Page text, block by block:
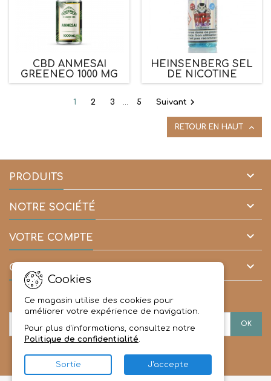
CBD ANMESAI
GREENEO 1000 MG
HEINSENBERG SEL
DE NICOTINE
1 2 3 … 5 Suivant 
RETOUR EN HAUT 
PRODUITS 
NOTRE SOCIÉTÉ 
VOTRE COMPTE 
CONTACT 
Cookies
Ce magasin utilise des cookies pour
améliorer votre expérience de navigation.
Pour plus d'informations, consultez notre
Politique de confidentialité.
Sortie J'accepte
LETTRE D'INFORMATIONS